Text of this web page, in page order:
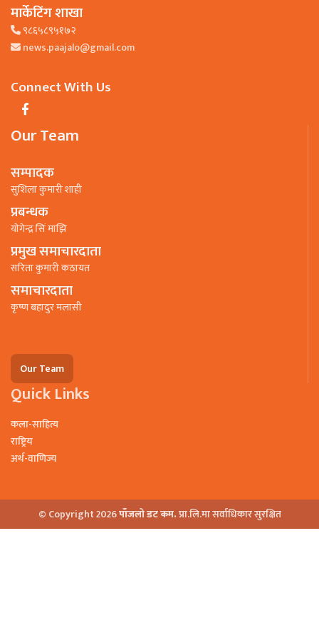
मार्केटिंग शाखा
९८६५८९५१७२
news.paajalo@gmail.com
Connect With Us
Our Team
सम्पादक
सुशिला कुमारी शाही
प्रबन्धक
याेगेन्द्र सिं माझि
प्रमुख समाचारदाता
सरिता कुमारी कठायत
समाचारदाता
कृष्ण बहादुर मलासी
Our Team
Quick Links
कला-साहित्य
राष्ट्रिय
अर्थ-वाणिज्य
© Copyright 2026पाँजलो डट कम.प्रा.लि.मा सर्वाधिकार सुरक्षित